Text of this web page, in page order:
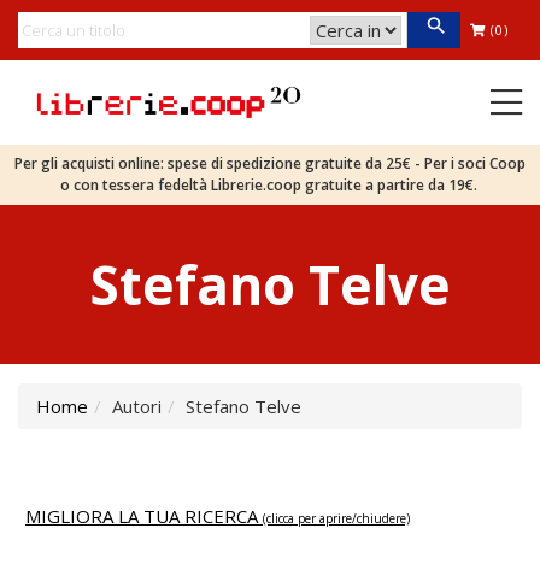
(0)
Per gli acquisti online: spese di spedizione gratuite da 25€ - Per i soci Coop
o con tessera fedeltà Librerie.coop gratuite a partire da 19€.
Stefano Telve
Home Autori Stefano Telve
MIGLIORA LA TUA RICERCA (clicca per aprire/chiudere)